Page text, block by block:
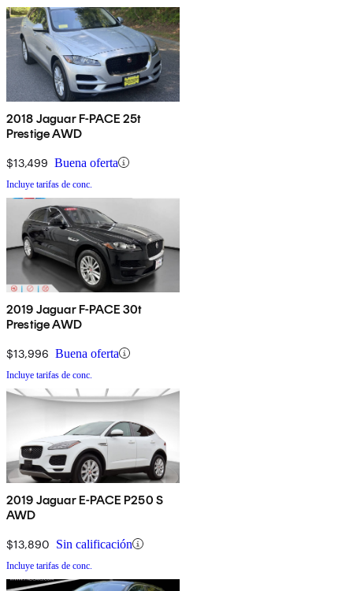
2018 Jaguar F-PACE 25t
Prestige AWD
$13,499 Buena oferta
Incluye tarifas de conc.
2019 Jaguar F-PACE 30t
Prestige AWD
$13,996 Buena oferta
Incluye tarifas de conc.
2019 Jaguar E-PACE P250 S
AWD
$13,890 Sin calificación
Incluye tarifas de conc.